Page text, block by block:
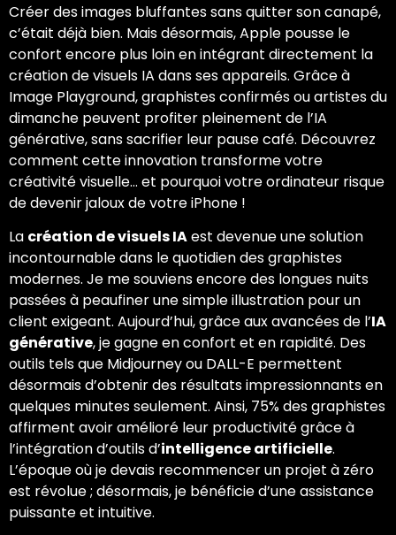
Créer des images bluffantes sans quitter son canapé,
c’était déjà bien. Mais désormais, Apple pousse le
confort encore plus loin en intégrant directement la
création de visuels IA dans ses appareils. Grâce à
Image Playground, graphistes confirmés ou artistes du
dimanche peuvent profiter pleinement de l’IA
générative, sans sacrifier leur pause café. Découvrez
comment cette innovation transforme votre
créativité visuelle… et pourquoi votre ordinateur risque
de devenir jaloux de votre iPhone !
La création de visuels IAest devenue une solution
incontournable dans le quotidien des graphistes
modernes. Je me souviens encore des longues nuits
passées à peaufiner une simple illustration pour un
client exigeant. Aujourd’hui, grâce aux avancées de l’IA
générative, je gagne en confort et en rapidité. Des
outils tels que Midjourney ou DALL-E permettent
désormais d’obtenir des résultats impressionnants en
quelques minutes seulement. Ainsi, 75% des graphistes
affirment avoir amélioré leur productivité grâce à
l’intégration d’outils d’intelligence artificielle.
L’époque où je devais recommencer un projet à zéro
est révolue ; désormais, je bénéficie d’une assistance
puissante et intuitive.